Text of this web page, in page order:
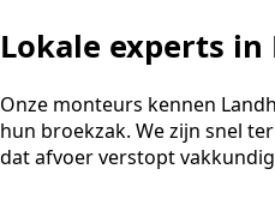
Lokale experts
Onze monteurs kennen
hun broekzak. We zijn snel
dat afvoer verstopt